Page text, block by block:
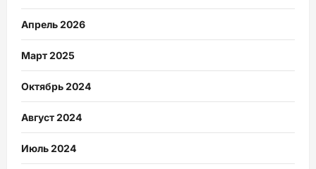
Апрель 2026
Март 2025
Октябрь 2024
Август 2024
Июль 2024